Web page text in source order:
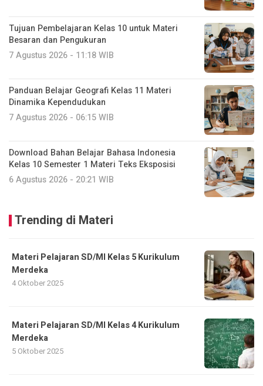
Tujuan Pembelajaran Kelas 10 untuk Materi
Besaran dan Pengukuran
7 Agustus 2026 - 11:18 WIB
Panduan Belajar Geografi Kelas 11 Materi
Dinamika Kependudukan
7 Agustus 2026 - 06:15 WIB
Download Bahan Belajar Bahasa Indonesia
Kelas 10 Semester 1 Materi Teks Eksposisi
6 Agustus 2026 - 20:21 WIB
Trending di Materi
Materi Pelajaran SD/MI Kelas 5 Kurikulum
Merdeka
4 Oktober 2025
Materi Pelajaran SD/MI Kelas 4 Kurikulum
Merdeka
5 Oktober 2025